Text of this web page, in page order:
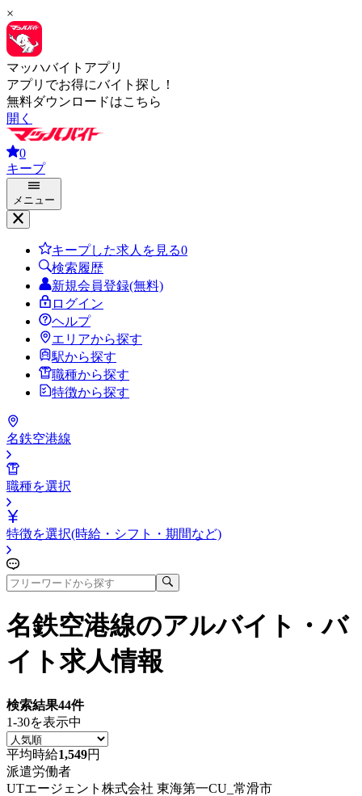
×
マッハバイトアプリ
アプリでお得にバイト探し！
無料ダウンロードはこちら
開く
0
キープ
メニュー
キープした求人を見る0
検索履歴
新規会員登録(無料)
ログイン
ヘルプ
エリアから探す
駅から探す
職種から探す
特徴から探す
名鉄空港線
職種を選択
特徴を選択(時給・シフト・期間など)
名鉄空港線のアルバイト・バ
イト求人情報
検索結果44件
1-30を表示中
平均時給1,549円
派遣労働者
UTエージェント株式会社 東海第一CU_常滑市